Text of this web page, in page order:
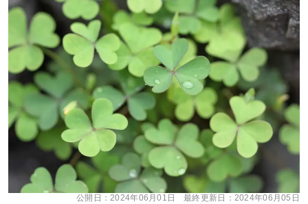
公開日：2024年06月01日 最終更新日： 2024年06月05日